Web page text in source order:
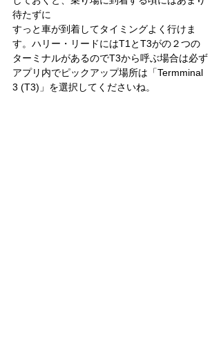
待たずに
すっと車が到着してタイミングよく行けま
す。ハリー・リードにはT1とT3がの２つの
ターミナルがあるのでT3から呼ぶ場合は必ず
アプリ内でピックアップ場所は「Termminal
3 (T3)」を選択してくださいね。